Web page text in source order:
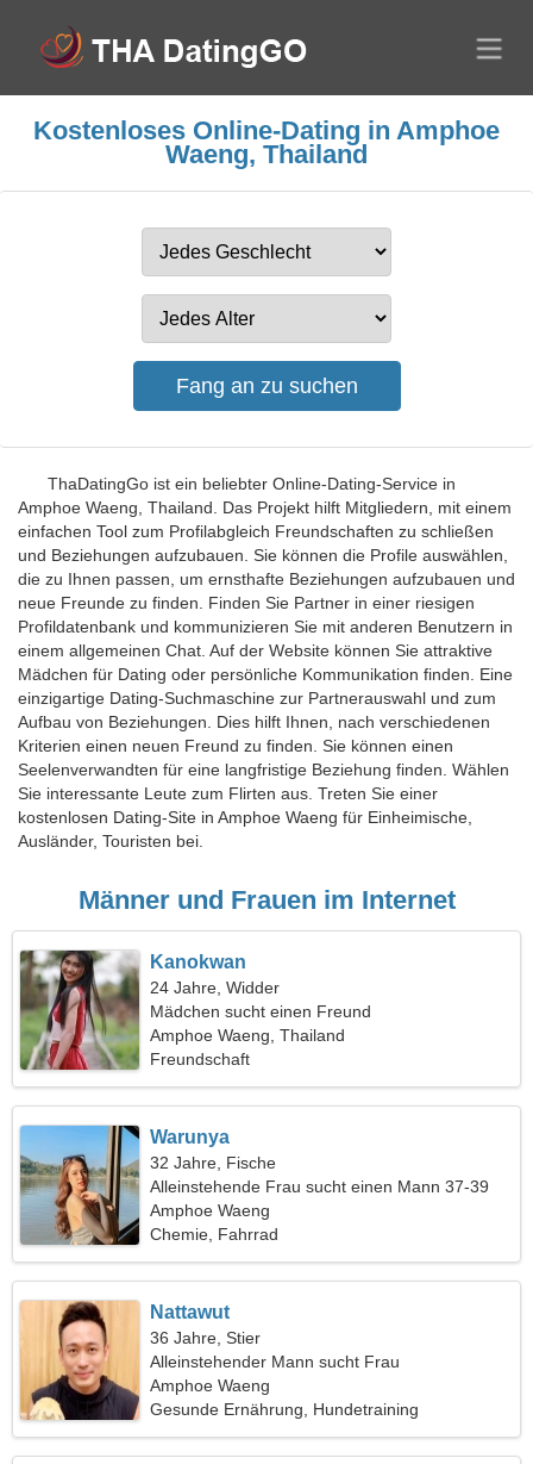
Kostenloses Online-Dating in Amphoe
Waeng, Thailand
ThaDatingGo ist ein beliebter Online-Dating-Service in
Amphoe Waeng, Thailand. Das Projekt hilft Mitgliedern, mit einem
einfachen Tool zum Profilabgleich Freundschaften zu schließen
und Beziehungen aufzubauen. Sie können die Profile auswählen,
die zu Ihnen passen, um ernsthafte Beziehungen aufzubauen und
neue Freunde zu finden. Finden Sie Partner in einer riesigen
Profildatenbank und kommunizieren Sie mit anderen Benutzern in
einem allgemeinen Chat. Auf der Website können Sie attraktive
Mädchen für Dating oder persönliche Kommunikation finden. Eine
einzigartige Dating-Suchmaschine zur Partnerauswahl und zum
Aufbau von Beziehungen. Dies hilft Ihnen, nach verschiedenen
Kriterien einen neuen Freund zu finden. Sie können einen
Seelenverwandten für eine langfristige Beziehung finden. Wählen
Sie interessante Leute zum Flirten aus. Treten Sie einer
kostenlosen Dating-Site in Amphoe Waeng für Einheimische,
Ausländer, Touristen bei.
Männer und Frauen im Internet
Kanokwan
24 Jahre, Widder
Mädchen sucht einen Freund
Amphoe Waeng, Thailand
Freundschaft
Warunya
32 Jahre, Fische
Alleinstehende Frau sucht einen Mann 37-39
Amphoe Waeng
Chemie, Fahrrad
Nattawut
36 Jahre, Stier
Alleinstehender Mann sucht Frau
Amphoe Waeng
Gesunde Ernährung, Hundetraining